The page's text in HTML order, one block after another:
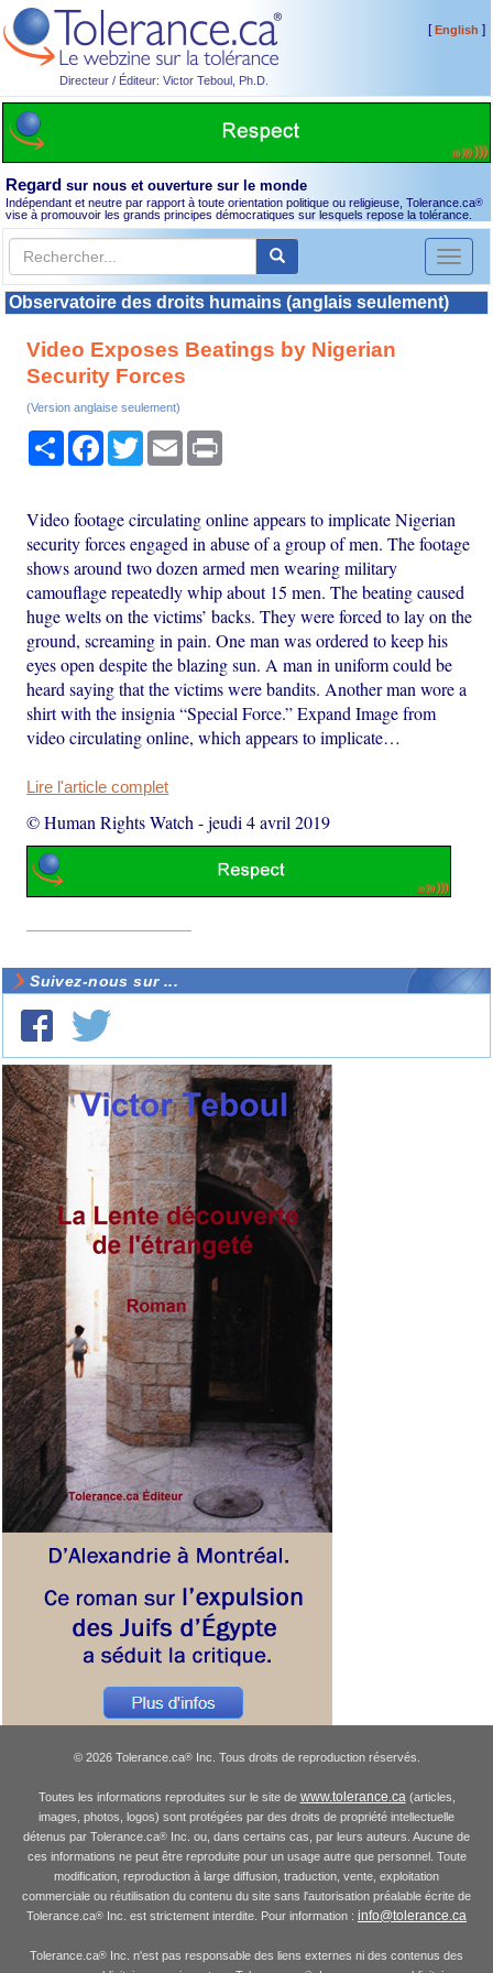
Directeur / Éditeur: Victor Teboul, Ph.D.
[English ]
Regard sur nous et ouverture sur le monde
Indépendant et neutre par rapport à toute orientation politique ou religieuse, Tolerance.ca®
vise à promouvoir les grands principes démocratiques sur lesquels repose la tolérance.
Toggle
Observatoire des droits humains (anglais seulement)
Video Exposes Beatings by Nigerian
Security Forces
(Version anglaise seulement)
PartagerFacebook
TwitterEmail
Video footage circulating online appears to implicate Nigerian
security forces engaged in abuse of a group of men. The footage
shows around two dozen armed men wearing military
camouflage repeatedly whip about 15 men. The beating caused
huge welts on the victims’ backs. They were forced to lay on the
ground, screaming in pain. One man was ordered to keep his
eyes open despite the blazing sun. A man in uniform could be
heard saying that the victims were bandits. Another man wore a
shirt with the insignia “Special Force.” Expand Image from
video circulating online, which appears to implicate…
Lire l'article complet
© Human Rights Watch -jeudi 4 avril 2019
Suivez-nous sur ...
© 2026 Tolerance.ca®Inc. Tous droits de reproduction réservés.
Toutes les informations reproduites sur le site de www.tolerance.ca(articles,
images, photos, logos) sont protégées par des droits de propriété intellectuelle
détenus par Tolerance.ca® Inc. ou, dans certains cas, par leurs auteurs. Aucune de
ces informations ne peut être reproduite pour un usage autre que personnel. Toute
modification, reproduction à large diffusion, traduction, vente, exploitation
commerciale ou réutilisation du contenu du site sans l'autorisation préalable écrite de
Tolerance.ca® Inc. est strictement interdite. Pour information : info@tolerance.ca
Tolerance.ca® Inc. n'est pas responsable des liens externes ni des contenus des